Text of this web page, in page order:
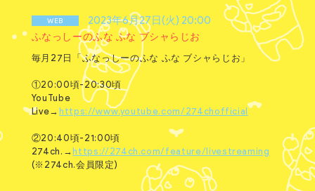
WEB 2023年6月27日(火) 20:00
ふなっしーのふな ふな ブシャらじお
毎月27日「ふなっしーのふな ふな ブシャらじお」
①20:00頃-20:30頃
YouTube
Live→https://www.youtube.com/274chofficial
②20:40頃-21:00頃
274ch.→https://274ch.com/feature/livestreaming
(※274ch.会員限定)